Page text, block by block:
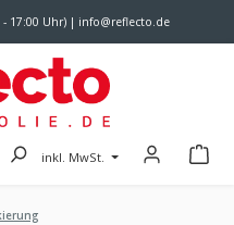
- 17:00 Uhr) | info@reflecto.de
inkl. MwSt.